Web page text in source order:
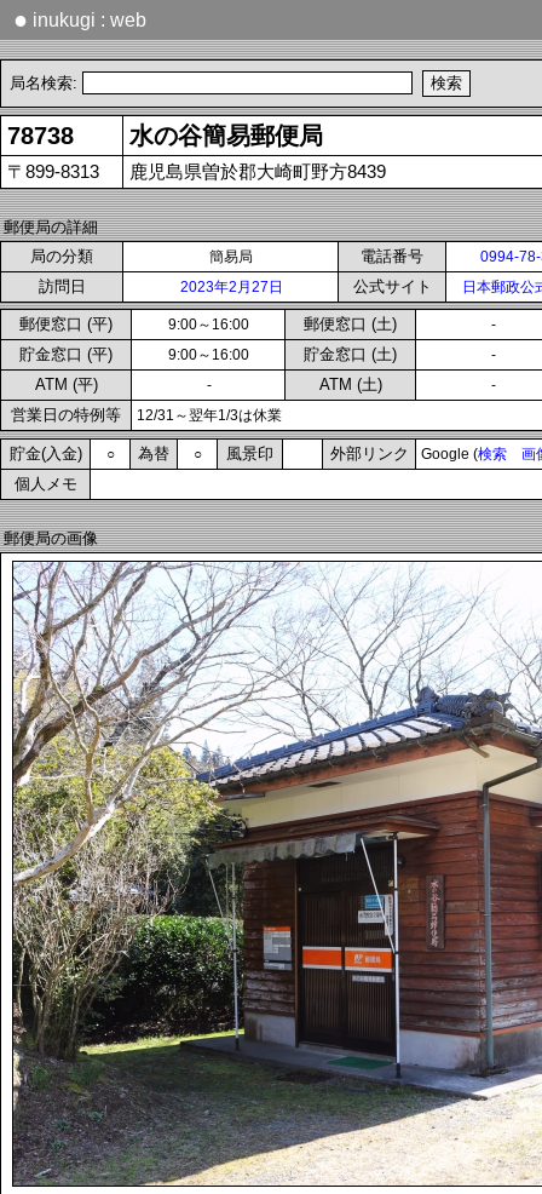
● inukugi : web
局名検索:
78738 水の谷簡易郵便局
〒899-8313 鹿児島県曽於郡大崎町野方8439
郵便局の詳細
局の分類
簡易局 電話番号 0994-
訪問日 2023年2月27日 公式サイト 日本郵政公
郵便窓口 (平) 9:00～16:00 郵便窓口 (土) -
貯金窓口 (平) 9:00～16:00 貯金窓口 (土) -
ATM (平) - ATM (土) -
営業日の特例等 12/31～翌年1/3は休業
貯金(入金) ○ 為替 ○ 風景印 外部リンク Google (検索 画
個人メモ
郵便局の画像